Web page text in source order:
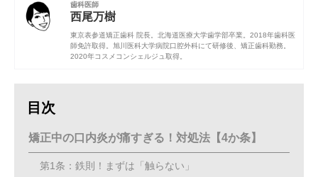
歯科医師
西尾万樹
東京表参道矯正歯科 院長。 北海道医療大学歯学部卒業。2018年歯科医
師免許取得。 旭川医科大学病院口腔外科にて研修後、矯正歯科勤務。
2020年コスメコンシェルジュ取得。
目次
矯正中の口内炎が痛すぎる！対処法【4か条】
第1条：鉄則！まずは「触らない」